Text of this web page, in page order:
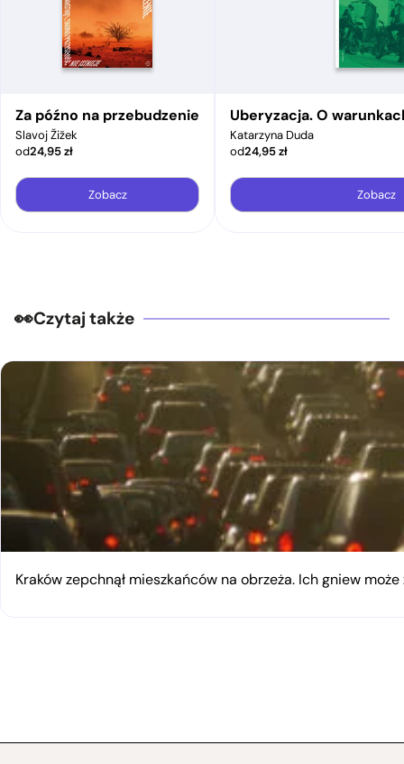
Za późno na przebudzenie
Slavoj Žižek
od24,95zł
Zobacz
Uberyzacja. O
Katarzyna Duda
od24,95zł
Zobacz
Czytaj także
Kraków zepchnął mieszkańców na obrzeża. Ich gniew